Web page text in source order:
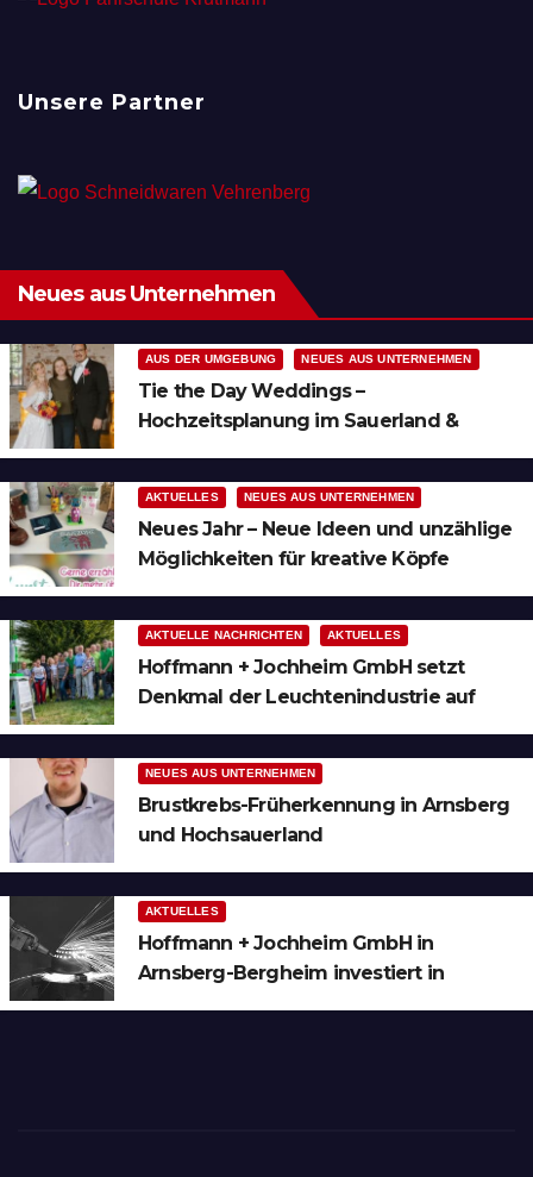
Unsere Partner
Neues aus Unternehmen
AUS DER UMGEBUNG NEUES AUS UNTERNEHMEN
Tie the Day Weddings –
Hochzeitsplanung im Sauerland &
AKTUELLES NEUES AUS UNTERNEHMEN
Neues Jahr – Neue Ideen und unzählige
Möglichkeiten für kreative Köpfe
AKTUELLE NACHRICHTEN AKTUELLES
Hoffmann + Jochheim GmbH setzt
Denkmal der Leuchtenindustrie auf
NEUES AUS UNTERNEHMEN
Brustkrebs-Früherkennung in Arnsberg
und Hochsauerland
AKTUELLES
Hoffmann + Jochheim GmbH in
Arnsberg-Bergheim investiert in